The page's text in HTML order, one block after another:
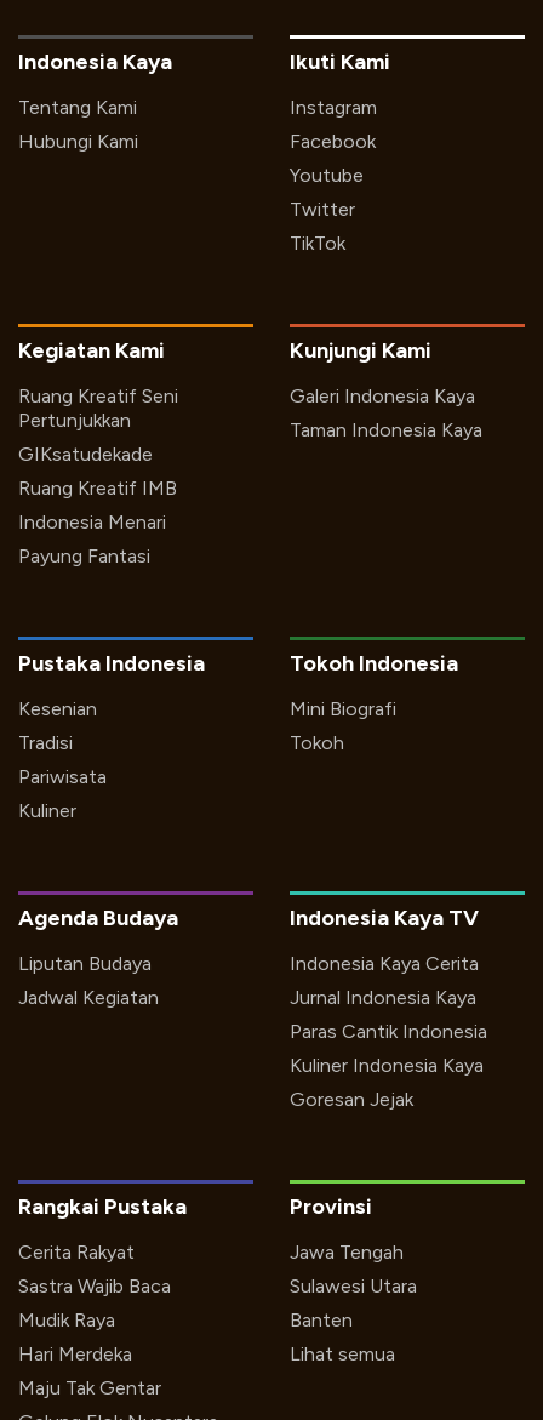
Indonesia Kaya
Tentang Kami
Hubungi Kami
Ikuti Kami
Instagram
Facebook
Youtube
Twitter
TikTok
Kegiatan Kami
Ruang Kreatif Seni
Pertunjukkan
GIKsatudekade
Ruang Kreatif IMB
Indonesia Menari
Payung Fantasi
Kunjungi Kami
Galeri Indonesia Kaya
Taman Indonesia Kaya
Pustaka Indonesia
Kesenian
Tradisi
Pariwisata
Kuliner
Tokoh Indonesia
Mini Biografi
Tokoh
Indonesia Kaya TV
Indonesia Kaya Cerita
Jurnal Indonesia Kaya
Paras Cantik Indonesia
Kuliner Indonesia Kaya
Goresan Jejak
Agenda Budaya
Liputan Budaya
Jadwal Kegiatan
Rangkai Pustaka
Cerita Rakyat
Sastra Wajib Baca
Mudik Raya
Hari Merdeka
Maju Tak Gentar
Provinsi
Jawa Tengah
Sulawesi Utara
Banten
Lihat semua